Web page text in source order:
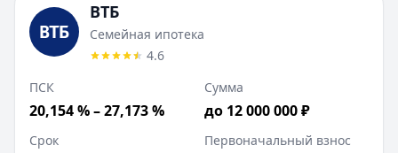
ВТБ
Семейная ипотека
4.6
ПСК
20,154 % – 27,173 %
Сумма
до 12 000 000 ₽
Срок Первоначальный взнос